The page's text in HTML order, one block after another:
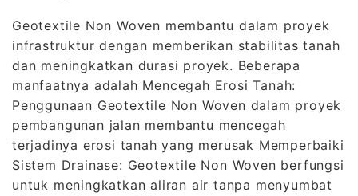
Geotextile Non Woven membantu dalam proyek
infrastruktur dengan memberikan stabilitas tanah
dan meningkatkan durasi proyek. Beberapa
manfaatnya adalah Mencegah Erosi Tanah:
Penggunaan Geotextile Non Woven dalam proyek
pembangunan jalan membantu mencegah
terjadinya erosi tanah yang merusak Memperbaiki
Sistem Drainase: Geotextile Non Woven berfungsi
untuk meningkatkan aliran air tanpa menyumbat